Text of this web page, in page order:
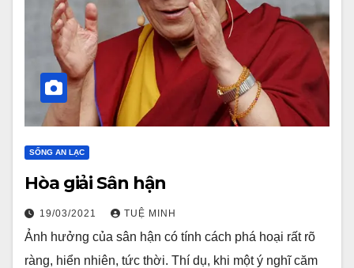
SỐNG AN LẠC
Hòa giải Sân hận
19/03/2021 TUỆ MINH
Ảnh hưởng của sân hận có tính cách phá hoại rất rõ
ràng, hiển nhiên, tức thời. Thí dụ, khi một ý nghĩ căm